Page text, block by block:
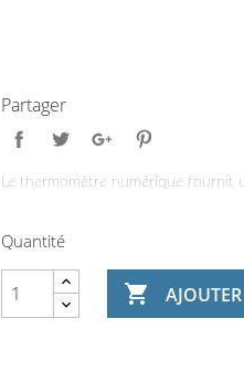
Partager
Le thermomètre numérique fournit
Quantité
